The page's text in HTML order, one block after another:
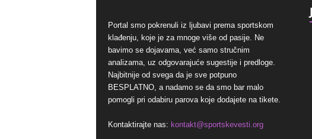
Portal smo pokrenuli iz ljubavi prema sportskom
klađenju, koje je za mnoge više od pasije. Ne
bavimo se dojavama, već samo stručnim
analizama, uz odgovarajuće sugestije i predloge.
Najbitnije od svega da je sve potpuno
BESPLATNO, a nadamo se da smo bar malo
pomogli pri odabiru parova koje dodajete na tikete.
Kontaktirajte nas: kontakt@sportskevesti.org